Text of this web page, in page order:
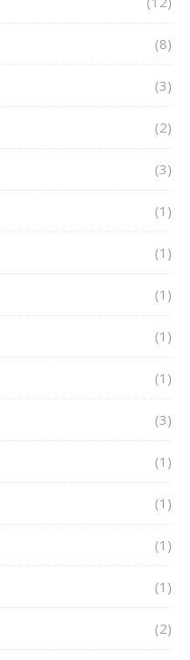
(8)
(3)
(2)
(3)
(1)
(1)
(1)
(1)
(1)
(3)
(1)
(1)
(1)
(1)
(2)